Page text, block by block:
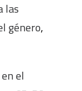
las
género,
el